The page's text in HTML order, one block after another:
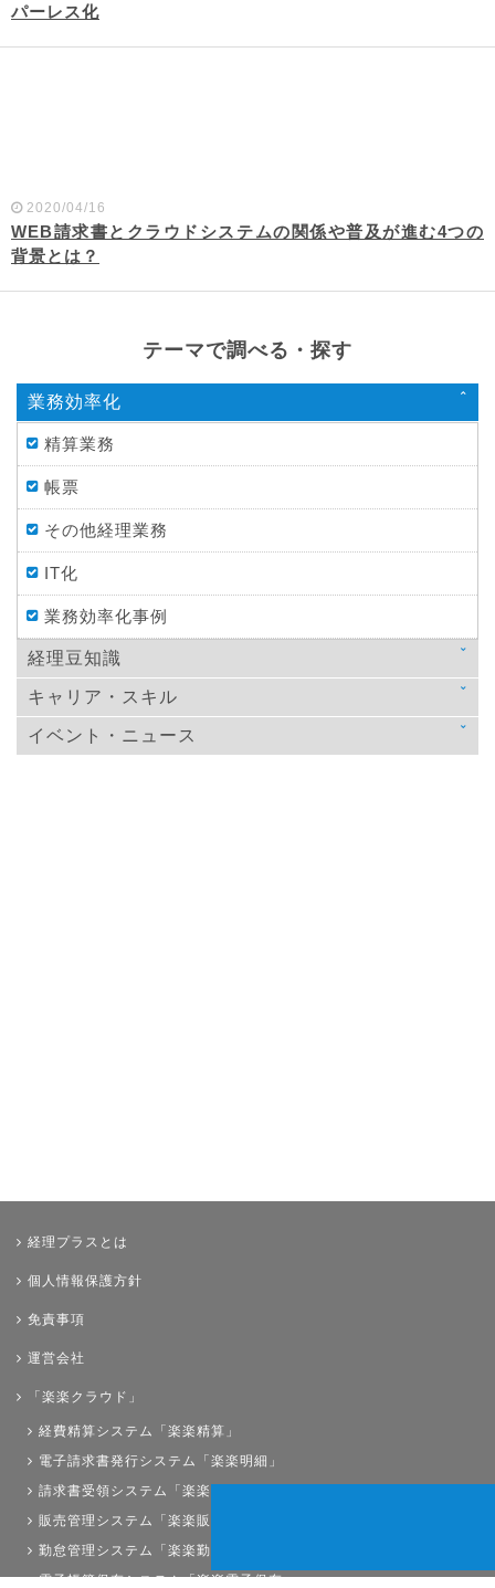
パーレス化
2020/04/16
WEB請求書とクラウドシステムの関係や普及が進む4つの
背景とは？
テーマで調べる・探す
業務効率化
精算業務
帳票
その他経理業務
IT化
業務効率化事例
経理豆知識
法律
税金
キャリア・スキル
スキルアップ
イベント・ニュース
経理プラスとは
個人情報保護方針
免責事項
運営会社
「楽楽クラウド」
経費精算システム「楽楽精算」
電子請求書発行システム「楽楽明細」
請求書受領システム「楽楽請求」
販売管理システム「楽楽販売」
勤怠管理システム「楽楽勤怠」
電子帳簿保存システム「楽楽電子保存」